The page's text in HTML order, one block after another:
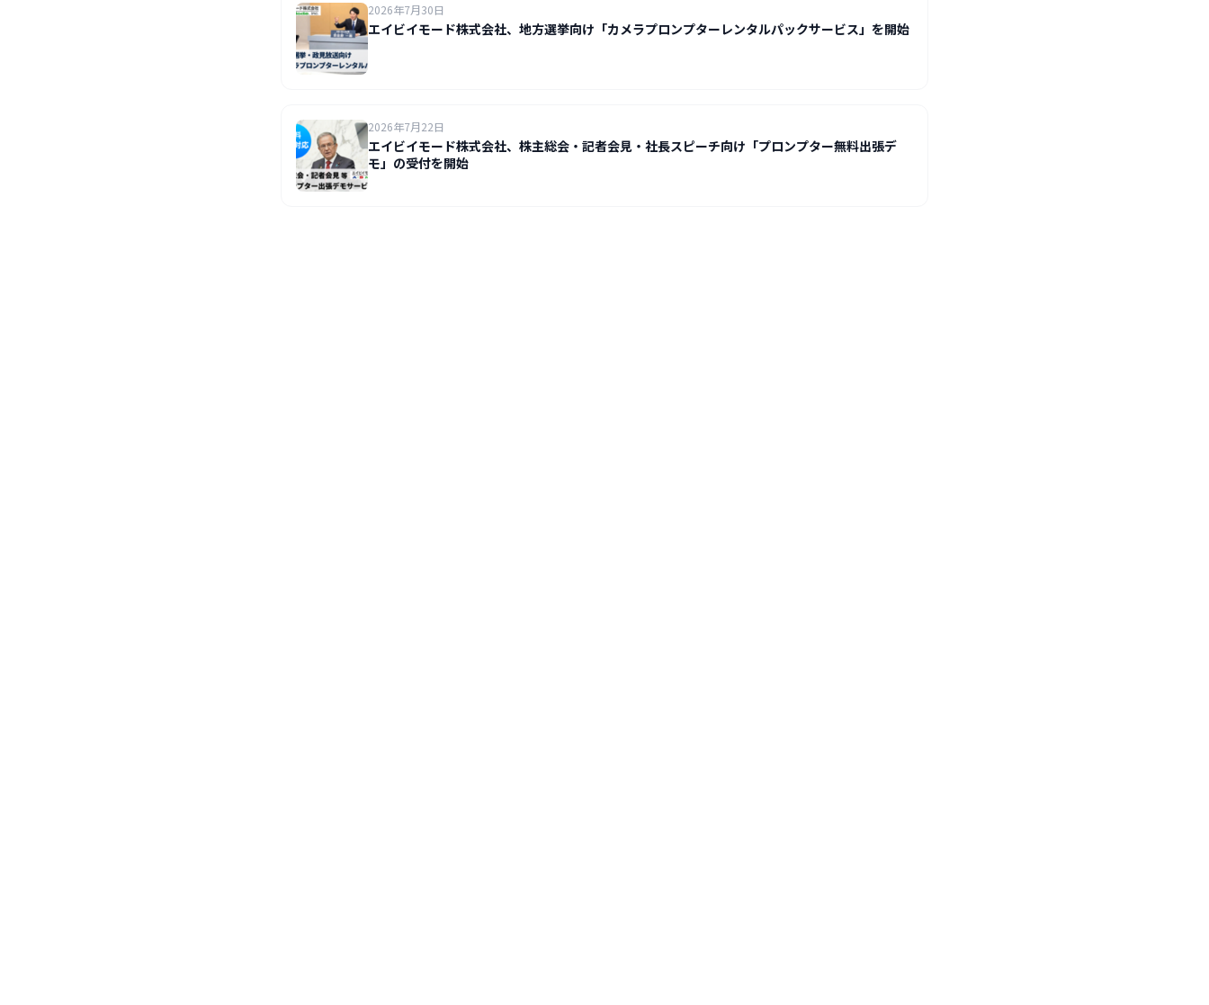
2026年7月30日
エイビイモード株式会社、地方選挙向け「カメラプロンプターレンタルパックサービス」を開始
2026年7月22日
エイビイモード株式会社、株主総会・記者会見・社長スピーチ向け「プロンプター無料出張デ
モ」の受付を開始